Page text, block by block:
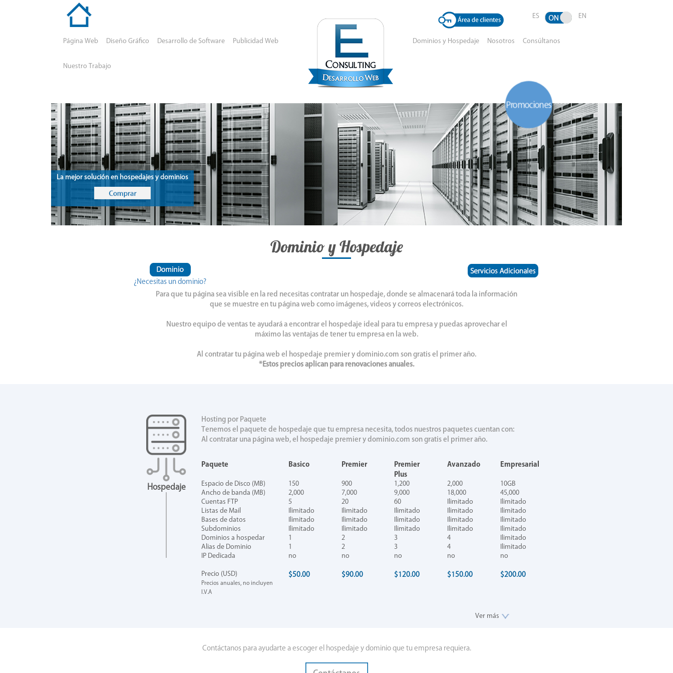
ES EN
Página Web Diseño Gráfico Desarrollo de Software Publicidad Web Dominios y Hospedaje Nosotros Consúltanos
Nuestro Trabajo
Promociones
La mejor solución en hospedajes y dominios
Dominio y Hospedaje
¿Necesitas un dominio?
Para que tu página sea visible en la red necesitas contratar un hospedaje, donde se almacenará toda la información
que se muestre en tu página web como imágenes, videos y correos electrónicos.
Nuestro equipo de ventas te ayudará a encontrar el hospedaje ideal para tu empresa y puedas aprovechar el
máximo las ventajas de tener tu empresa en la web.
Al contratar tu página web el hospedaje premier y dominio.com son gratis el primer año.
*Estos precios aplican para renovaciones anuales.
Hospedaje
Hosting por Paquete
Tenemos el paquete de hospedaje que tu empresa necesita, todos nuestros paquetes cuentan con:
Al contratar una página web, el hospedaje premier y dominio.com son gratis el primer año.
Paquete
Espacio de Disco (MB)
Ancho de banda (MB)
Cuentas FTP
Listas de Mail
Bases de datos
Subdominios
Dominios a hospedar
Alias de Dominio
IP Dedicada
Precio (USD)
Precios anuales, no incluyen
I.V.A
Basico
150
2,000
5
Ilimitado
Ilimitado
Ilimitado
1
1
no
$50.00
Premier
900
7,000
20
Ilimitado
Ilimitado
Ilimitado
2
2
no
$90.00
Premier
Plus
1,200
9,000
60
Ilimitado
Ilimitado
Ilimitado
3
3
no
$120.00
Avanzado
2,000
18,000
Ilimitado
Ilimitado
Ilimitado
Ilimitado
4
4
no
$150.00
Empresarial
10GB
45,000
Ilimitado
Ilimitado
Ilimitado
Ilimitado
Ilimitado
Ilimitado
no
$200.00
Ver más
Contáctanos para ayudarte a escoger el hospedaje y dominio que tu empresa requiera.